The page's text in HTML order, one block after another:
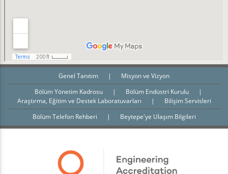
Genel Tanıtım |
Misyon ve Vizyon
Bölüm Yönetim Kadrosu
| Bölüm Endüstri Kurulu
|
Araştırma, Eğitim ve Destek Laboratuvarları
|
Bilişim Servisleri
Bölüm Telefon Rehberi
| Beytepe'ye Ulaşım Bilgileri